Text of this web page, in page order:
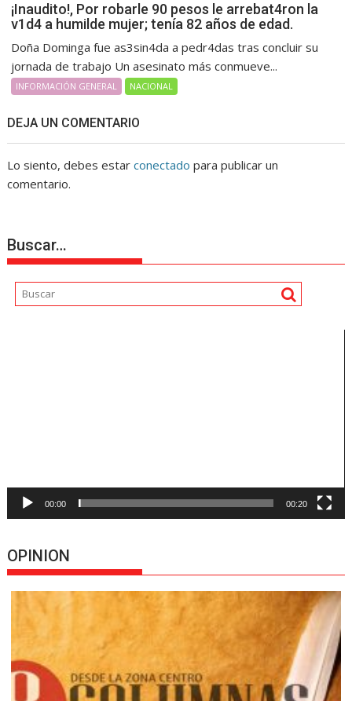
¡Inaudito!, Por robarle 90 pesos le arrebat4ron la
v1d4 a humilde mujer; tenía 82 años de edad.
Doña Dominga fue as3sin4da a pedr4das tras concluir su
jornada de trabajo Un asesinato más conmueve...
INFORMACIÓN GENERAL NACIONAL
DEJA UN COMENTARIO
Lo siento, debes estarconectado para publicar un
comentario.
Buscar…
00:00 00:20
OPINION